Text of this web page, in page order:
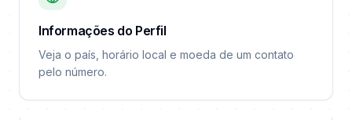
Informações do Perfil
Veja o país, horário local e moeda de um contato
pelo número.